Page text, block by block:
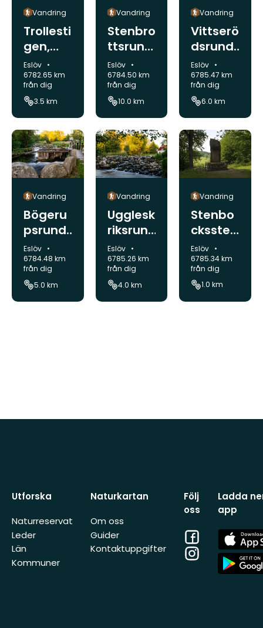
Vandring
Trollesti
gen,
Trollen
äs-
Gullarp
Eslöv
Kommun:
Eslöv
6782.65 km
från dig
3.5 km
Vandring
Stenbro
ttsrund
an,
Stocka
möllan,
Eslöv
Kommun:
Eslöv
6784.50 km
från dig
10.0 km
Vandring
Vittserö
dsrund
an,
Stocka
möllan
Eslöv
Kommun:
Eslöv
6785.47 km
från dig
6.0 km
Vandring
Bögeru
psrund
an,
Stocka
möllan
Eslöv
Kommun:
Eslöv
6784.48 km
från dig
5.0 km
Vandring
Ugglesk
riksrun
dan,
Stocka
möllan
Eslöv
Kommun:
Eslöv
6785.26 km
från dig
4.0 km
Vandring
Stenbo
ckssten
en
vandrin
gsled,
Stocka
möllan
Kommun:
Eslöv
6785.34 km
från dig
1.0 km
Utforska
Naturreservat
Leder
Län
Kommuner
Naturkartan
Om oss
Guider
Kontaktuppgifter
Följ
oss
Facebook
Instagram
Ladda
app
App
Store
App
Store